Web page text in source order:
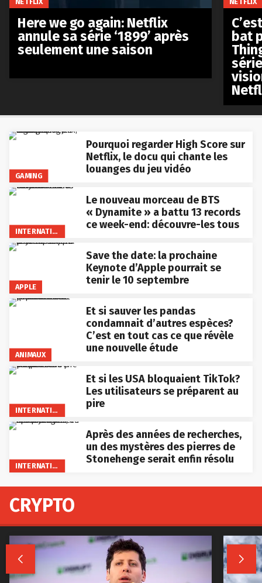
GAMING
Pourquoi regarder High Score sur
Netflix, le docu qui chante les
louanges du jeu vidéo
INTERNATIONAL
Le nouveau morceau de BTS
« Dynamite » a battu 13 records
ce week-end: découvre-les tous
APPLE
Save the date: la prochaine
Keynote d’Apple pourrait se
tenir le 10 septembre
ANIMAUX
Et si sauver les pandas
condamnait d’autres espèces?
C’est en tout cas ce que révèle
une nouvelle étude
INTERNATIONAL
Et si les USA bloquaient TikTok?
Les utilisateurs se préparent au
pire
INTERNATIONAL
Après des années de recherches,
un des mystères des pierres de
Stonehenge serait enfin résolu
Here we go again: Netflix
annule sa série ‘1899’ après
seulement une saison
bat
CRYPTO
 